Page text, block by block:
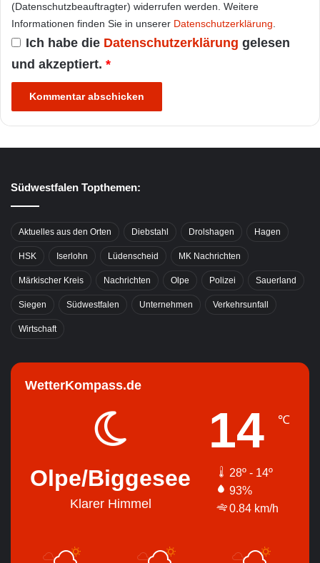
(Datenschutzbeauftragter) widerrufen werden. Weitere
Informationen finden Sie in unserer Datenschutzerklärung.
Ich habe die Datenschutzerklärung gelesen
und akzeptiert. *
Südwestfalen Topthemen:
Aktuelles aus den Orten Diebstahl Drolshagen Hagen
HSK Iserlohn Lüdenscheid MK Nachrichten
Märkischer Kreis Nachrichten Olpe Polizei Sauerland
Siegen Südwestfalen Unternehmen Verkehrsunfall
Wirtschaft
WetterKompass.de
Olpe/Biggesee
Klarer Himmel
14 ℃
28º - 14º
93%
0.84 km/h